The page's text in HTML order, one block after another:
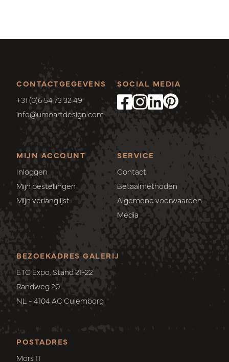
CONTACTGEGEVENS
+31 (0)6 54 73 32 49
info@umoartdesign.com
MIJN ACCOUNT
Inloggen
Mijn bestellingen
Mijn verlanglijst
SERVICE
Contact
Betaalmethoden
Algemene voorwaarden
Media
SOCIAL MEDIA
POSTADRES
Mors 11
BEZOEKADRES GALERIJ
ETC Expo, Stand 21-22
Randweg 20
NL - 4104 AC Culemborg